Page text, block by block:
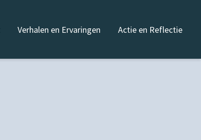
Verhalen en Ervaringen Actie en Reflectie